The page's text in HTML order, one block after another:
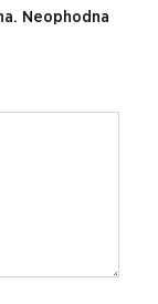
Neophodna